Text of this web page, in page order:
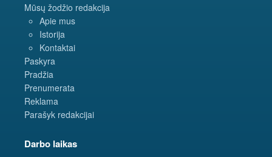
Mūsų žodžio redakcija
Apie mus
Istorija
Kontaktai
Paskyra
Pradžia
Prenumerata
Reklama
Parašyk redakcijai
Darbo laikas